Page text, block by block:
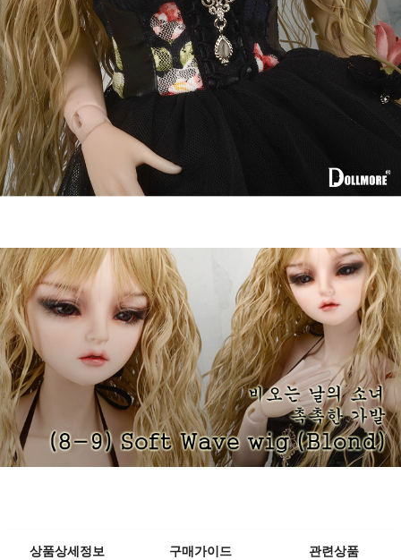
상품상세정보 구매가이드 관련상품